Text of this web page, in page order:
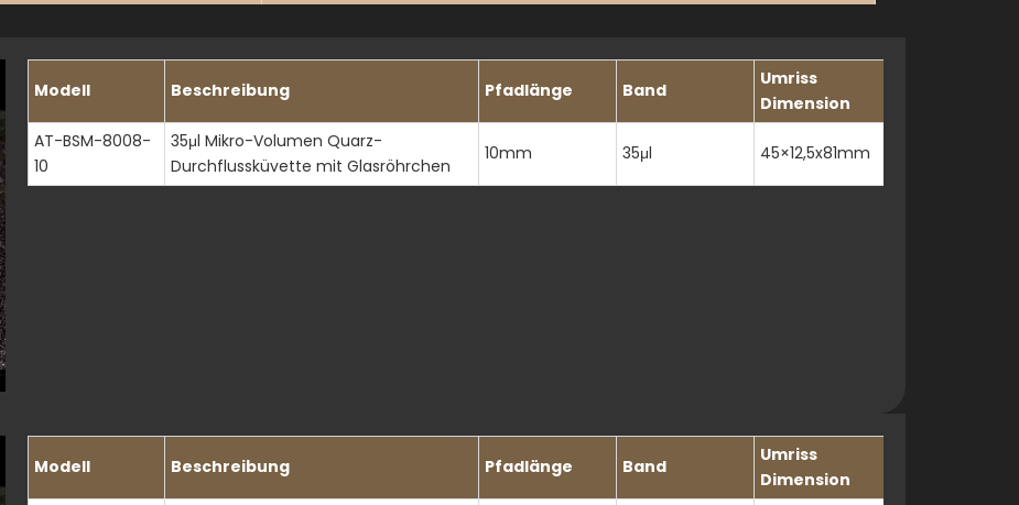
Kompatibel mit den meisten organischen Lösungsmitteln
200-2500nm
Modell Beschreibung Pfadlänge Band
Umriss
Dimension
AT-BSM-8008-
10
35μl Mikro-Volumen Quarz-
Durchflussküvette mit Glasröhrchen
10mm 35μl 45×12,5x81mm
Modell Beschreibung Pfadlänge Band
Umriss
Dimension